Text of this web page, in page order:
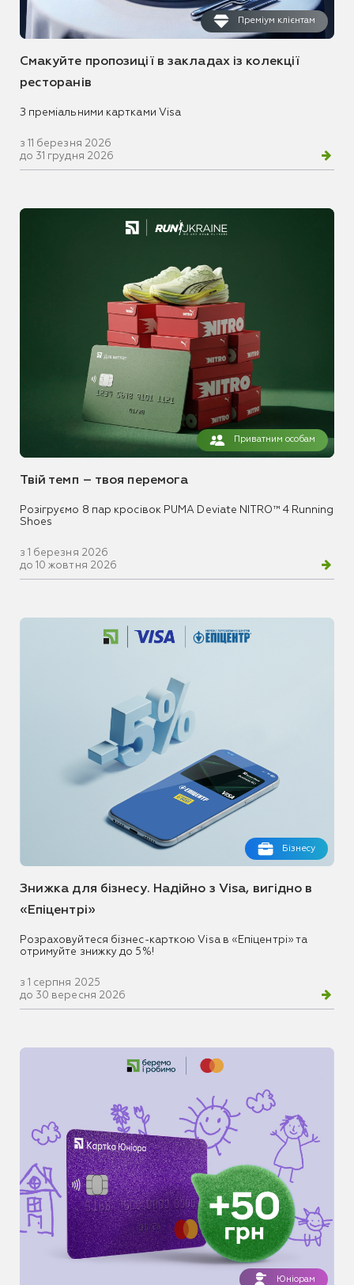
Преміум клієнтам
Смакуйте пропозиції в закладах із колекції
ресторанів
З преміальними картками Visa
з 11 березня 2026
до 31 грудня 2026
Приватним особам
Твій темп – твоя перемога
Розігруємо 8 пар кросівок PUMA Deviate NITRO™ 4 Running
Shoes
з 1 березня 2026
до 10 жовтня 2026
Бізнесу
Знижка для бізнесу. Надійно з Visa, вигідно в
«Епіцентрі»
Розраховуйтеся бізнес-карткою Visa в «Епіцентрі» та
отримуйте знижку до 5%!
з 1 серпня 2025
до 30 вересня 2026
Юніорам